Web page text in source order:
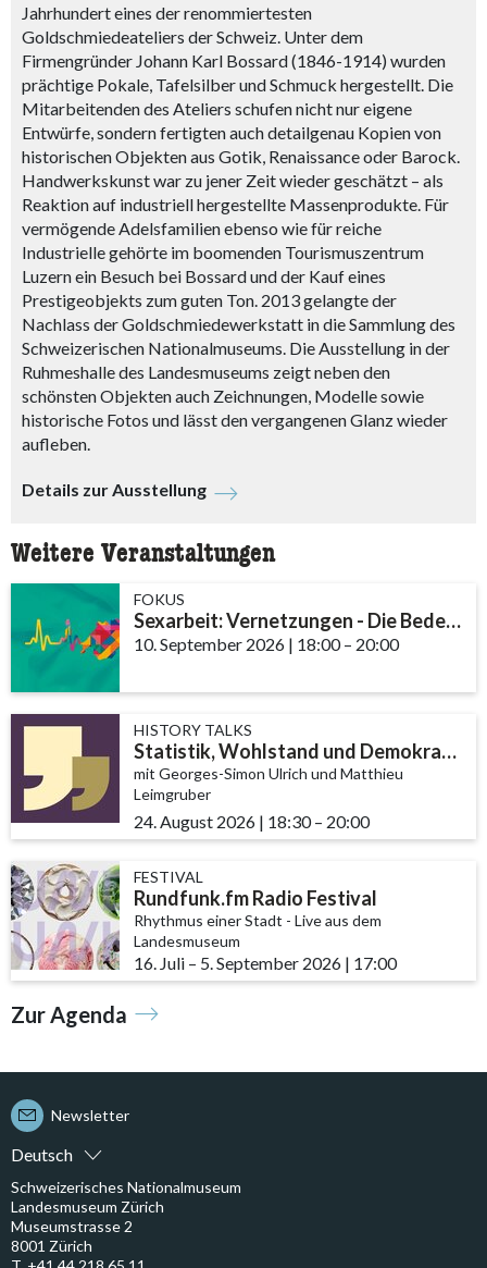
Jahrhundert eines der renommiertesten
Goldschmiedeateliers der Schweiz. Unter dem
Firmengründer Johann Karl Bossard (1846-1914) wurden
prächtige Pokale, Tafelsilber und Schmuck hergestellt. Die
Mitarbeitenden des Ateliers schufen nicht nur eigene
Entwürfe, sondern fertigten auch detailgenau Kopien von
historischen Objekten aus Gotik, Renaissance oder Barock.
Handwerkskunst war zu jener Zeit wieder geschätzt – als
Reaktion auf industriell hergestellte Massenprodukte. Für
vermögende Adelsfamilien ebenso wie für reiche
Industrielle gehörte im boomenden Tourismuszentrum
Luzern ein Besuch bei Bossard und der Kauf eines
Prestigeobjekts zum guten Ton. 2013 gelangte der
Nachlass der Goldschmiedewerkstatt in die Sammlung des
Schweizerischen Nationalmuseums. Die Ausstellung in der
Ruhmeshalle des Landesmuseums zeigt neben den
schönsten Objekten auch Zeichnungen, Modelle sowie
historische Fotos und lässt den vergangenen Glanz wieder
aufleben.
Details zur Ausstellung
Weitere Veranstaltungen
FOKUS
Sexarbeit: Vernetzungen - Die Bedeutung von Community und Fachstellen
10. September 2026 | 18:00– 20:00
HISTORY TALKS
Statistik, Wohlstand und Demokratie
mit Georges-Simon Ulrich und Matthieu
Leimgruber
24. August 2026 | 18:30accessibility.time_to
– 20:00
FESTIVAL
Rundfunk.fm Radio Festival
Rhythmus einer Stadt - Live aus dem
Landesmuseum
16. Juli accessibility.time_to
– 5. September 2026 | 17:00
Zur Agenda
Deutsch
Newsletter
Schweizerisches Nationalmuseum
Landesmuseum Zürich
Museumstrasse 2
8001 Zürich